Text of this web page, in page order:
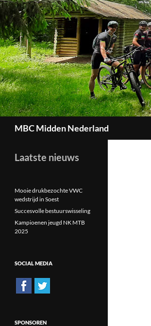
MBC Midden Nederland
Laatste nieuws
Mooie drukbezochte VWC
wedstrijd in Soest
Succesvolle bestuurswisseling
Kampioenen jeugd NK MTB
2025
SOCIAL MEDIA
SPONSOREN